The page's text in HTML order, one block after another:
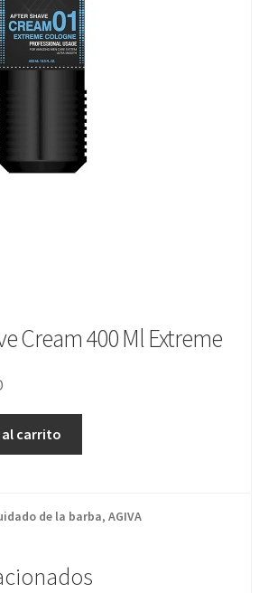
Cream 400 Ml Extreme
al carrito
de la barba, AGIVA